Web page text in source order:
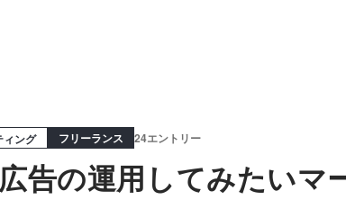
ィング フリーランス 24エントリー
告の運用してみたいマ